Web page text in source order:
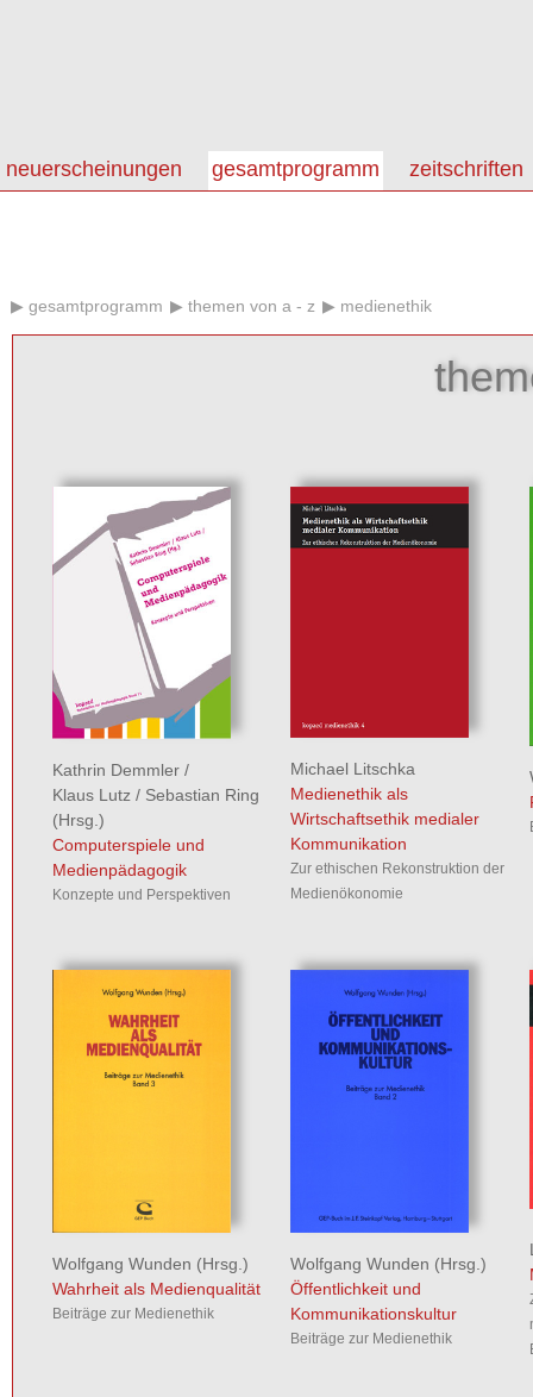
neuerscheinungen gesamtprogramm zeitschriften
gesamtprogramm themen von a - z medienethik
Kathrin Demmler /
Klaus Lutz / Sebastian Ring
(Hrsg.)
Computerspiele und
Medienpädagogik
Konzepte und Perspektiven
Michael Litschka
Medienethik als
Wirtschaftsethik medialer
Kommunikation
Zur ethischen Rekonstruktion der
Medienökonomie
Wolfgang Wunden (Hrsg.)
Wahrheit als Medienqualität
Beiträge zur Medienethik
Wolfgang Wunden (Hrsg.)
Öffentlichkeit und
Kommunikationskultur
Beiträge zur Medienethik